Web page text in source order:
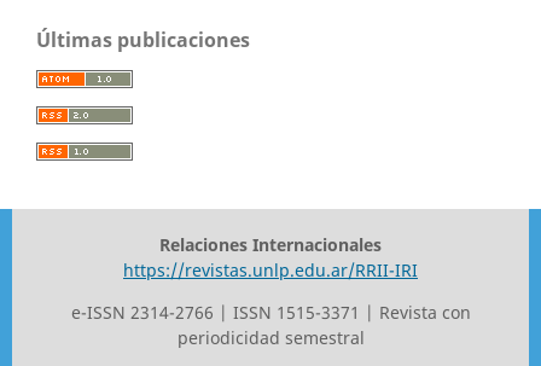
Últimas publicaciones
Relaciones Internacionales
https://revistas.unlp.edu.ar/RRII-IRI
e-ISSN 2314-2766 | ISSN 1515-3371 | Revista con
periodicidad semestral